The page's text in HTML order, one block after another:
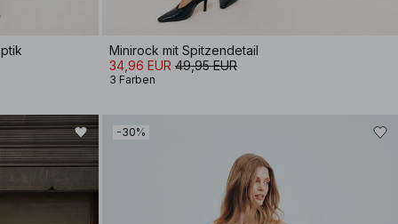
Minirock mit Spitzendetail
34,96 EUR 49,95 EUR
3 Farben
-30%